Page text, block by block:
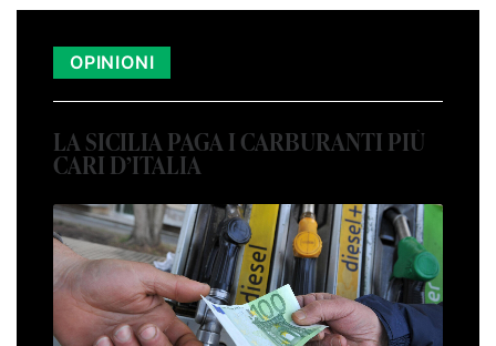
OPINIONI
LA SICILIA PAGA I CARBURANTI PIÙ
CARI D’ITALIA